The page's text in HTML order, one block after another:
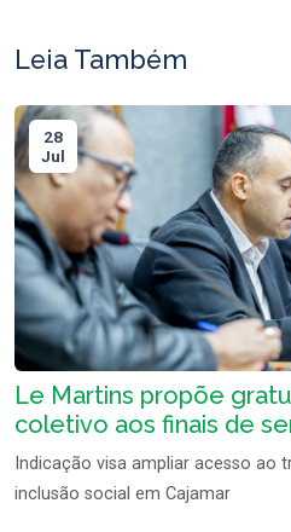
Leia Também
28
Jul
Le Martins propõe
coletivo aos finais de
Indicação visa ampliar acesso ao
inclusão social em Cajamar